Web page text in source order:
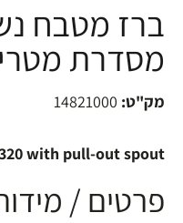
ברז מטבח
מסדרת
מק"ט: 14821000
with pull-out spout
פרטים /